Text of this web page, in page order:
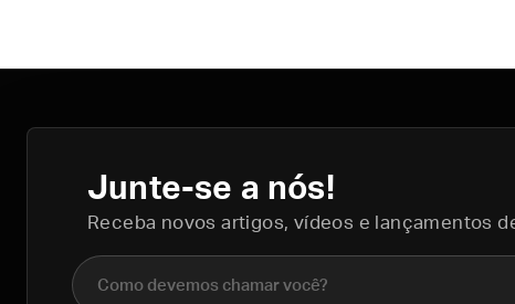
Junte-se a nós!
Receba novos artigos, vídeos e lançamentos
Nome completo